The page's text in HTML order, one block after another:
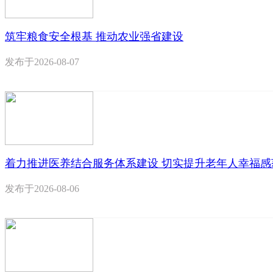
筑牢粮食安全根基 推动农业强省建设
发布于2026-08-07
着力推进医养结合服务体系建设 切实提升老年人幸福
发布于2026-08-06